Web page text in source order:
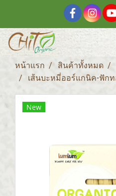
หน้าแรก สินค้าทั้งหมด
เส้นบะหมี่ออร์แกนิค-ฟักท
New